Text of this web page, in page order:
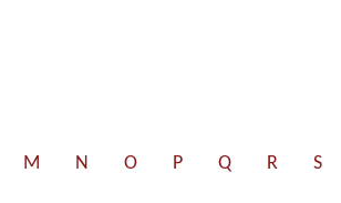
M N O P Q R S